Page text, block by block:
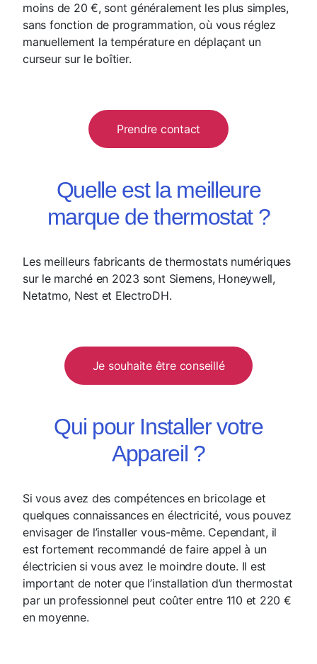
moins de 20 €, sont généralement les plus simples,
sans fonction de programmation, où vous réglez
manuellement la température en déplaçant un
curseur sur le boîtier.
Prendre contact
Quelle est la meilleure
marque de thermostat ?
Les meilleurs fabricants de thermostats numériques
sur le marché en 2023 sont Siemens, Honeywell,
Netatmo, Nest et ElectroDH.
Je souhaite être conseillé
Qui pour Installer votre
Appareil ?
Si vous avez des compétences en bricolage et
quelques connaissances en électricité, vous pouvez
envisager de l’installer vous-même. Cependant, il
est fortement recommandé de faire appel à un
électricien si vous avez le moindre doute. Il est
important de noter que l’installation d’un thermostat
par un professionnel peut coûter entre 110 et 220 €
en moyenne.